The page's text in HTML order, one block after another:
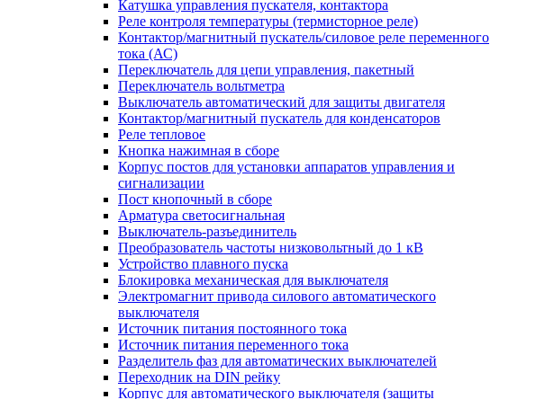
Катушка управления пускателя, контактора
Реле контроля температуры (термисторное реле)
Контактор/магнитный пускатель/силовое реле переменного
тока (АС)
Переключатель для цепи управления, пакетный
Переключатель вольтметра
Выключатель автоматический для защиты двигателя
Контактор/магнитный пускатель для конденсаторов
Реле тепловое
Кнопка нажимная в сборе
Корпус постов для установки аппаратов управления и
сигнализации
Пост кнопочный в сборе
Арматура светосигнальная
Выключатель-разъединитель
Преобразователь частоты низковольтный до 1 кВ
Устройство плавного пуска
Блокировка механическая для выключателя
Электромагнит привода силового автоматического
выключателя
Источник питания постоянного тока
Источник питания переменного тока
Разделитель фаз для автоматических выключателей
Переходник на DIN рейку
Корпус для автоматического выключателя (защиты